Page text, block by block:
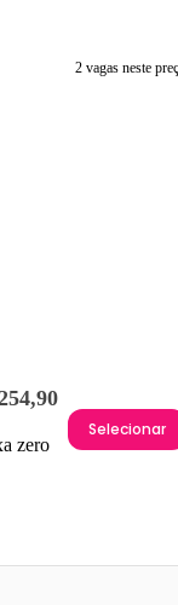
2 vagas neste
zero
Selecionar